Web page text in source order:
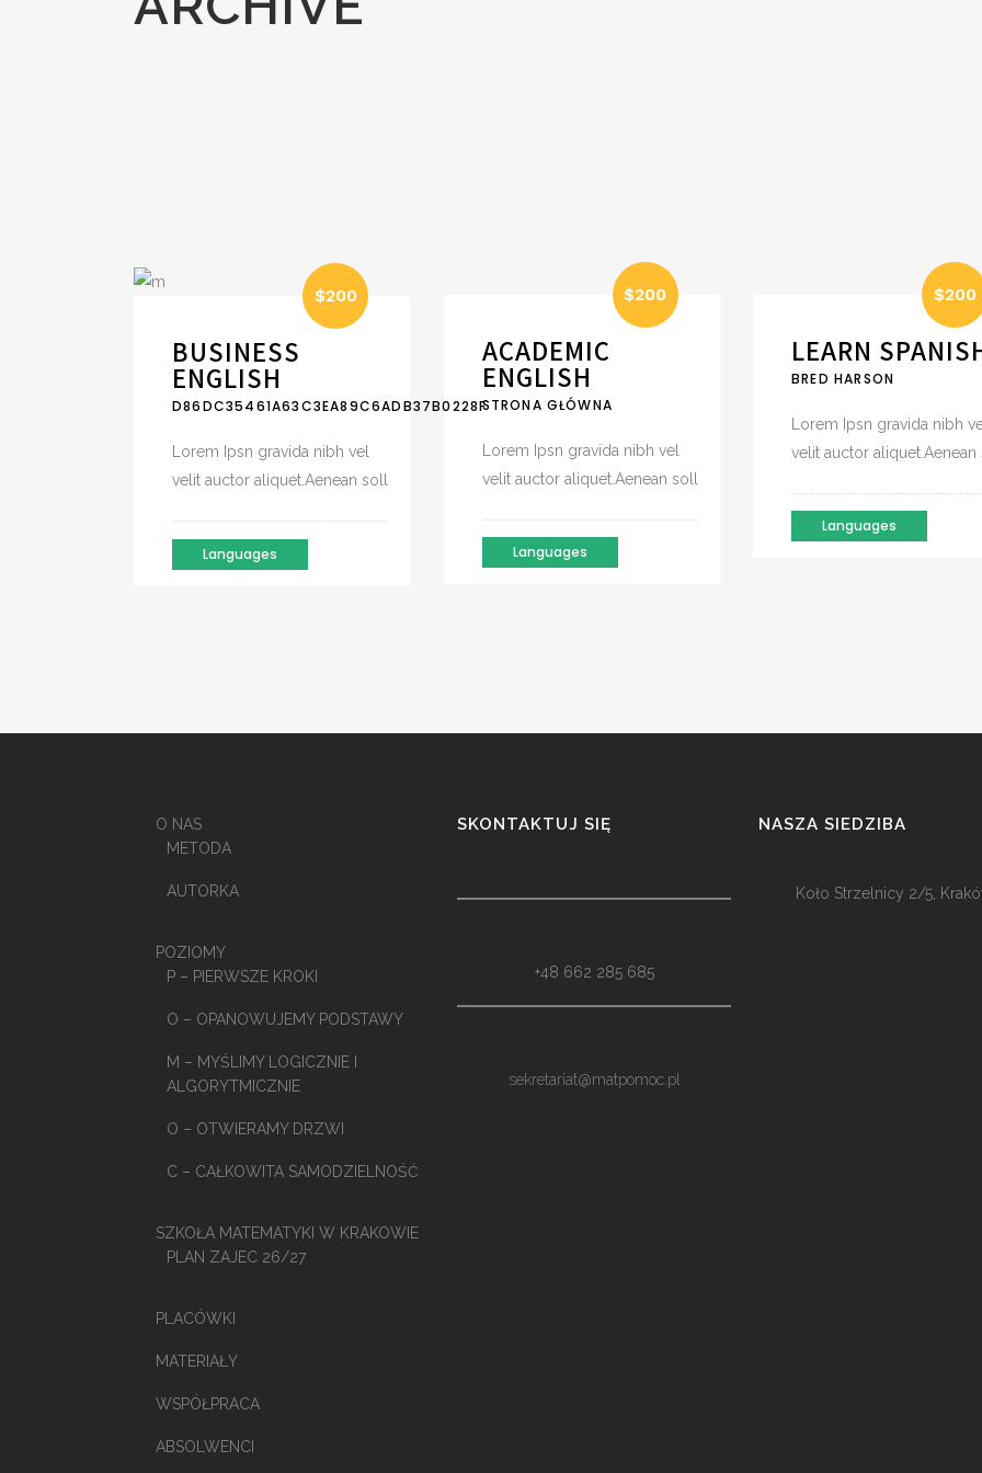
BUSINESS
ENGLISH
$200
D86DC35461A63C3EA89C6ADB37B0228F
Lorem Ipsn gravida nibh vel
velit auctor aliquet.Aenean soll
Languages
ACADEMIC
ENGLISH
$200
STRONA GŁÓWNA
Lorem Ipsn gravida nibh vel
velit auctor aliquet.Aenean soll
Languages
LEARN
$200
BRED HARSON
Lorem Ipsn gravida nibh
velit auctor
Languages
O NAS
METODA
AUTORKA
POZIOMY
P – PIERWSZE KROKI
O – OPANOWUJEMY PODSTAWY
M – MYŚLIMY LOGICZNIE I
ALGORYTMICZNIE
O – OTWIERAMY DRZWI
C – CAŁKOWITA SAMODZIELNOŚĆ
SZKOŁA MATEMATYKI W KRAKOWIE
PLAN ZAJEC 26/27
PLACÓWKI
MATERIAŁY
WSPÓŁPRACA
ABSOLWENCI
SKONTAKTUJ SIĘ
+48 662 285 685
sekretariat@matpomoc.pl
NASZA SIEDZIBA
Koło Strzelnicy 2/5,